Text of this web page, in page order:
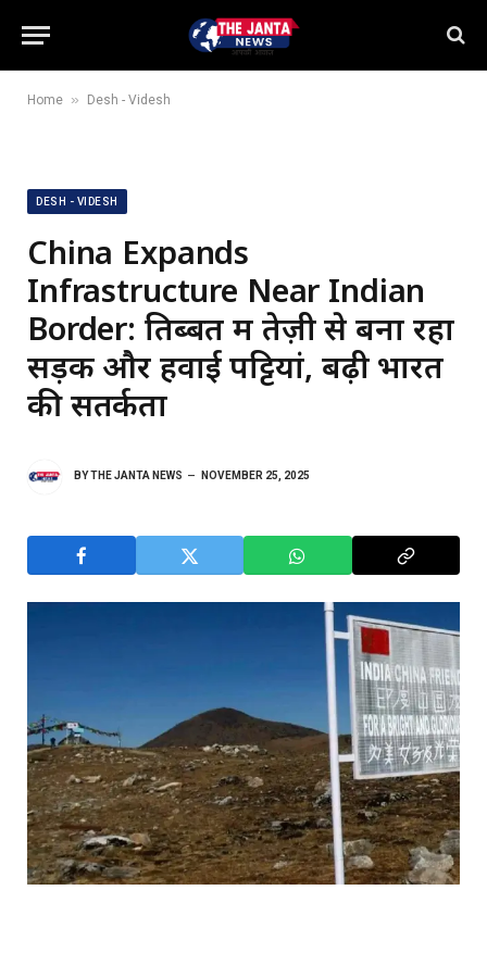
Home » Desh - Videsh
DESH - VIDESH
China Expands
Infrastructure Near Indian
Border: तिब्बत में तेज़ी से बना रहा
सड़कें और हवाई पट्टियां, बढ़ी भारत
की सतर्कता
BYTHE JANTA NEWS NOVEMBER 25, 2025